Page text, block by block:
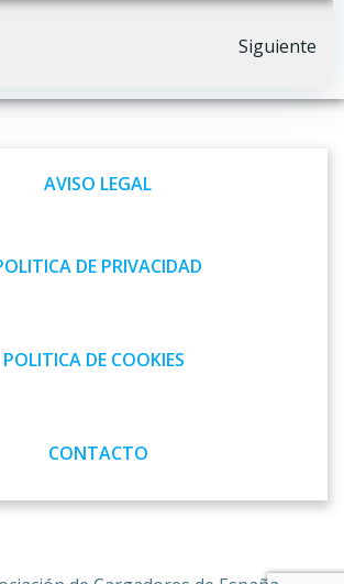
Navegación
por
las
Siguiente
AVISO LEGAL
DE PRIVACIDAD
POLITICA DE COOKIES
CONTACTO